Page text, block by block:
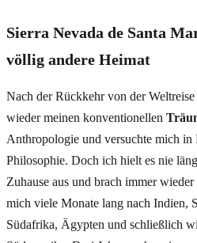
Sierra Nevada de Santa
völlig andere Heimat
Nach der Rückkehr von der
wieder meinen konventionellen
Anthropologie und versuchte mich
Philosophie. Doch ich hielt es nie
Zuhause aus und brach immer
mich viele Monate lang nach Indien,
Südafrika, Ägypten und schließlich